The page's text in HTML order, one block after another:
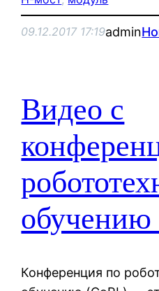
09.12.2017 17:19admin
Видео с
Конференция по